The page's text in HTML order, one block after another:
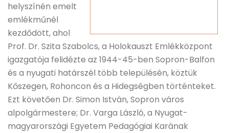
helyszínén emelt
emlékműnél
kezdődött, ahol
Prof. Dr. Szita Szabolcs, a Holokauszt Emlékközpont
igazgatója felidézte az 1944-45-ben Sopron-Balfon
és a nyugati határszél több településén, köztük
Kőszegen, Rohoncon és a Hidegségben történteket.
Ezt követően Dr. Simon István, Sopron város
alpolgármestere; Dr. Varga László, a Nyugat-
magyarországi Egyetem Pedagógiai Karának